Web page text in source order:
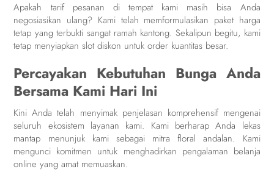
Apakah tarif pesanan di tempat kami masih bisa Anda
negosiasikan ulang? Kami telah memformulasikan paket harga
tetap yang terbukti sangat ramah kantong. Sekalipun begitu, kami
tetap menyiapkan slot diskon untuk order kuantitas besar.
Percayakan Kebutuhan Bunga Anda
Bersama Kami Hari Ini
Kini Anda telah menyimak penjelasan komprehensif mengenai
seluruh ekosistem layanan kami. Kami berharap Anda lekas
mantap menunjuk kami sebagai mitra floral andalan. Kami
mengunci komitmen untuk menghadirkan pengalaman belanja
online yang amat memuaskan.